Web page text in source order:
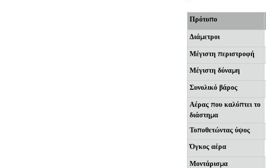
Πρότυπο
Διάμετροι
Μέγιστη περιστροφή
Μέγιστη δύναμη
Συνολικό βάρος
Αέρας που καλύπτει το
διάστημα
Τοποθετώντας ύψος
Όγκος αέρα
Μοντάρισμα